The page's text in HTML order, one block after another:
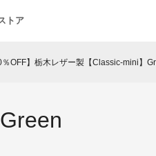
トア
％OFF】栃木レザー製【Classic-mini】